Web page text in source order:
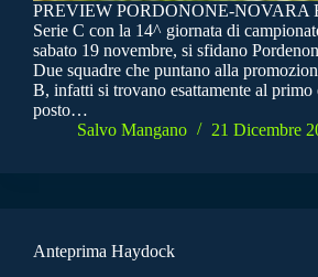
PREVIEW PORDONONE-NOVARA
Serie C con la 14^ giornata di
sabato 19 novembre, si sfidano
Due squadre che puntano alla
B, infatti si trovano esattamente al primo
posto…
Salvo Mangano
21 Dicembre
Anteprima Haydock